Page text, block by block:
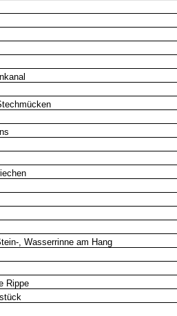
, Wasserrinne am Hang
Rippe